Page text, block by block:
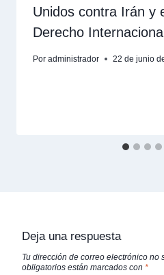
Unidos contra Irán y
Derecho Internacional
Por administrador 22 de junio
Deja una respuesta
Tu dirección de correo electrónico no
obligatorios están marcados con *